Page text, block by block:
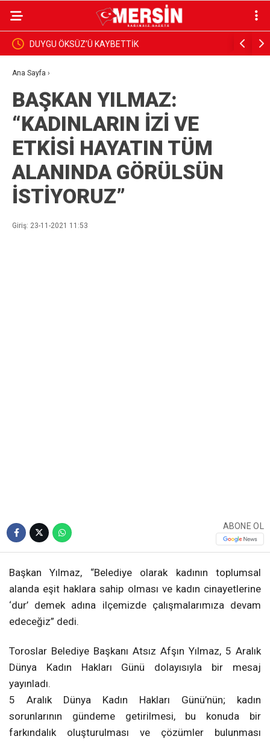
BAŞKAN YILDIZ, SAHADAKİ ÇALIŞMALARI YERİNDE
Ana Sayfa ›
BAŞKAN YILMAZ:
“KADINLARIN İZİ VE
ETKİSİ HAYATIN TÜM
ALANINDA GÖRÜLSÜN
İSTİYORUZ”
Giriş: 23-11-2021 11:53
ABONE OL
Başkan Yılmaz, “Belediye olarak kadının toplumsal
alanda eşit haklara sahip olması ve kadın cinayetlerine
‘dur’ demek adına ilçemizde çalışmalarımıza devam
edeceğiz” dedi.
Toroslar Belediye Başkanı Atsız Afşın Yılmaz, 5 Aralık
Dünya Kadın Hakları Günü dolayısıyla bir mesaj
yayınladı.
5 Aralık Dünya Kadın Hakları Günü’nün; kadın
sorunlarının gündeme getirilmesi, bu konuda bir
farkındalık oluşturulması ve çözümler bulunması